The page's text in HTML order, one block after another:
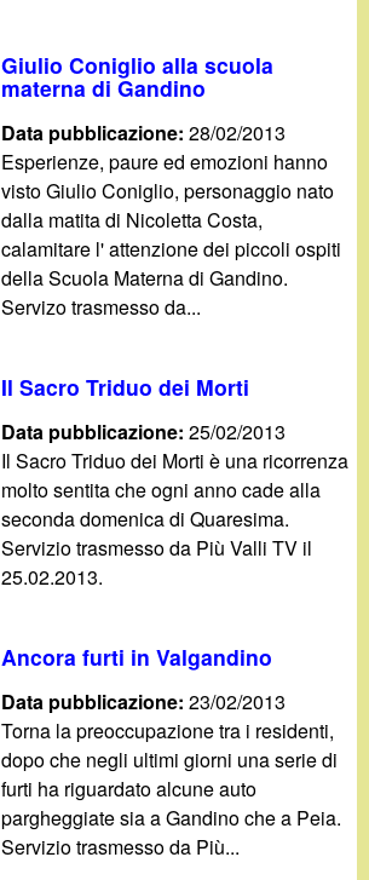
Giulio Coniglio alla scuola
materna di Gandino
Data pubblicazione:28/02/2013
Esperienze, paure ed emozioni hanno
visto Giulio Coniglio, personaggio nato
dalla matita di Nicoletta Costa,
calamitare l' attenzione dei piccoli ospiti
della Scuola Materna di Gandino.
Servizo trasmesso da...
Il Sacro Triduo dei Morti
Data pubblicazione:25/02/2013
Il Sacro Triduo dei Morti è una ricorrenza
molto sentita che ogni anno cade alla
seconda domenica di Quaresima.
Servizio trasmesso da Più Valli TV il
25.02.2013.
Ancora furti in Valgandino
Data pubblicazione:23/02/2013
Torna la preoccupazione tra i residenti,
dopo che negli ultimi giorni una serie di
furti ha riguardato alcune auto
pargheggiate sia a Gandino che a Peia.
Servizio trasmesso da Più...